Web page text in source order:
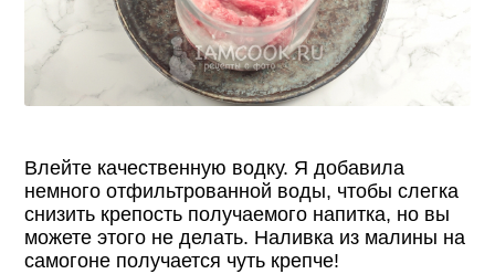
Влейте качественную водку. Я добавила
немного отфильтрованной воды, чтобы слегка
снизить крепость получаемого напитка, но вы
можете этого не делать. Наливка из малины на
самогоне получается чуть крепче!